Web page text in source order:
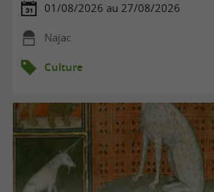
01/08/2026 au 27/08/2026
Najac
Culture